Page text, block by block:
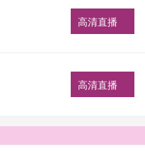
高清直播
高清直播